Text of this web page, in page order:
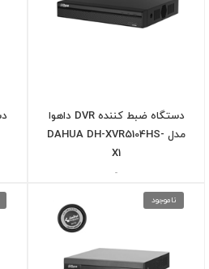
دستگاه ضبط کننده DVR داهوا
مدل DAHUA DH-XVR5104HS-
X1
-
ناموجود